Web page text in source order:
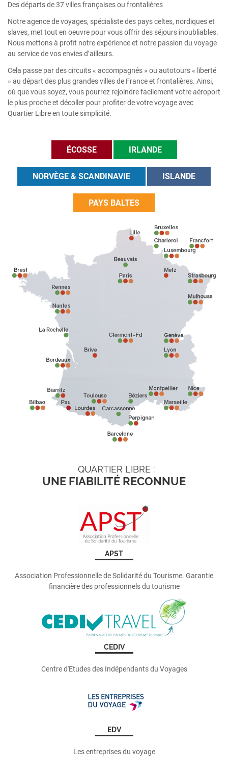
ÉCOSSE IRLANDE
NORVÈGE & SCANDINAVIE ISLANDE
PAYS BALTES
Des départs de 37 villes françaises ou frontalières
Notre agence de voyages, spécialiste des pays celtes, nordiques et
slaves, met tout en oeuvre pour vous offrir des séjours inoubliables.
Nous mettons à profit notre expérience et notre passion du voyage
au service de vos envies d’ailleurs.
Cela passe par des circuits « accompagnés » ou autotours « liberté
» au départ des plus grandes villes de France et frontalières. Ainsi,
où que vous soyez, vous pourrez rejoindre facilement votre aéroport
le plus proche et décoller pour profiter de votre voyage avec
Quartier Libre en toute simplicité.
QUARTIER LIBRE :
UNE FIABILITÉ RECONNUE
APST
Association Professionnelle de Solidarité du Tourisme. Garantie
financière des professionnels du tourisme
CEDIV
Centre d'Etudes des Indépendants du Voyages
EDV
Les entreprises du voyage